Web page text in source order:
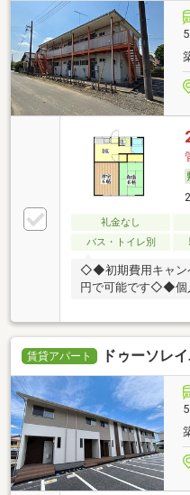
礼金なし
バス・トイレ別
◇◆初期費用キャン
円で可能です◇◆個
賃貸アパート ドゥーソレ